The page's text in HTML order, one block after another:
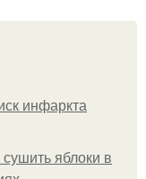
инфаркта
яблоки в